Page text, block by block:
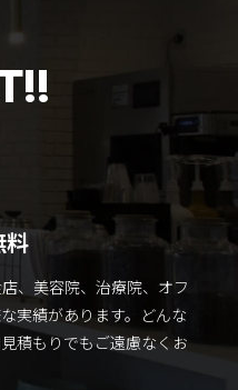
料
、美容院、治療院、オフ
実績があります。 どんな
積もりでもご遠慮なくお